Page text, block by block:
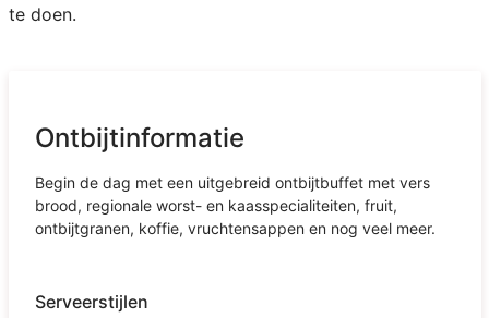
te doen.
Ontbijtinformatie
Begin de dag met een uitgebreid ontbijtbuffet met vers
brood, regionale worst- en kaasspecialiteiten, fruit,
ontbijtgranen, koffie, vruchtensappen en nog veel meer.
Serveerstijlen